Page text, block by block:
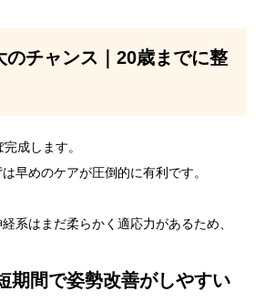
のチャンス｜20歳までに整
成します。
早めのケアが圧倒的に有利です。
系はまだ柔らかく適応力があるため、
期間で姿勢改善がしやすい